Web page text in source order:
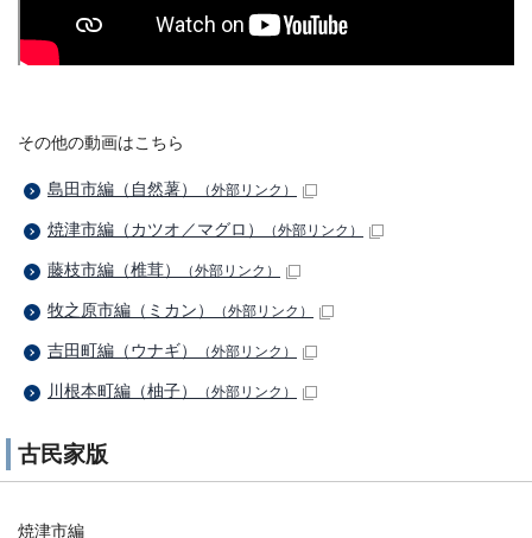
その他の動画はこちら
島田市編（自然薯） （外部リンク）
焼津市編（カツオ／マグロ） （外部リンク）
藤枝市編（椎茸） （外部リンク）
牧之原市編（ミカン） （外部リンク）
吉田町編（ウナギ） （外部リンク）
川根本町編（柚子） （外部リンク）
古民家版
焼津市編